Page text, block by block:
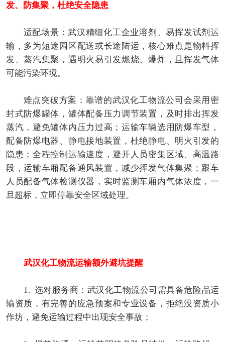
发、防集聚，杜绝安全隐患
适配场景：武汉精细化工企业溶剂、易挥发试剂运
输，多为短途园区配送或长途陆运，核心难点是物料挥
发、蒸汽集聚，遇明火易引发燃烧、爆炸，且挥发气体
可能污染环境。
难点突破方案：靠谱的武汉化工物流公司会采用密
封式防爆罐体，罐体配备压力调节装置，及时排出挥发
蒸汽，避免罐体内压力过高；运输车辆选用防爆车型，
配备防爆电器、静电接地装置，杜绝静电、明火引发的
隐患；全程控制运输速度，避开人员密集区域、高温路
段，运输车厢配备通风装置，减少挥发气体集聚；跟车
人员配备气体检测仪器，实时监测车厢内气体浓度，一
旦超标，立即停靠安全区域处理。
武汉化工物流运输额外避坑提醒
1. 选对服务商：武汉化工物流公司需具备危险品运
输资质，有完善的应急预案和专业设备，拒绝没资质小
作坊，避免运输过程中出现安全事故；